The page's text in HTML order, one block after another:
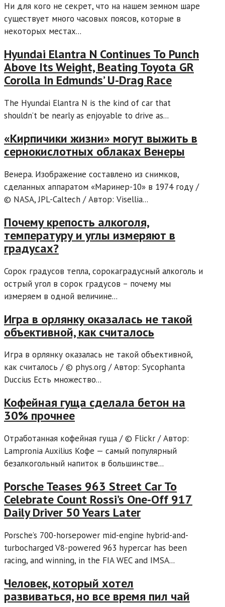
Ни для кого не секрет, что на нашем земном шаре
существует много часовых поясов, которые в
некоторых местах...
Hyundai Elantra N Continues To Punch
Above Its Weight, Beating Toyota GR
Corolla In Edmunds’ U-Drag Race
The Hyundai Elantra N is the kind of car that
shouldn’t be nearly as enjoyable to drive as...
«Кирпичики жизни» могут выжить в
сернокислотных облаках Венеры
Венера. Изображение составлено из снимков,
сделанных аппаратом «Маринер-10» в 1974 году /
© NASA, JPL-Caltech / Автор: Visellia...
Почему крепость алкоголя,
температуру и углы измеряют в
градусах?
Сорок градусов тепла, сорокаградусный алкоголь и
острый угол в сорок градусов – почему мы
измеряем в одной величине...
Игра в орлянку оказалась не такой
объективной, как считалось
Игра в орлянку оказалась не такой объективной,
как считалось / © phys.org / Автор: Sycophanta
Duccius Есть множество...
Кофейная гуща сделала бетон на
30% прочнее
Отработанная кофейная гуща / © Flickr / Автор:
Lampronia Auxilius Кофе — самый популярный
безалкогольный напиток в большинстве...
Porsche Teases 963 Street Car To
Celebrate Count Rossi’s One-Off 917
Daily Driver 50 Years Later
Porsche’s 700-horsepower mid-engine hybrid-and-
turbocharged V8-powered 963 hypercar has been
racing, and winning, in the FIA WEC and IMSA...
Человек, который хотел
развиваться, но все время пил чай